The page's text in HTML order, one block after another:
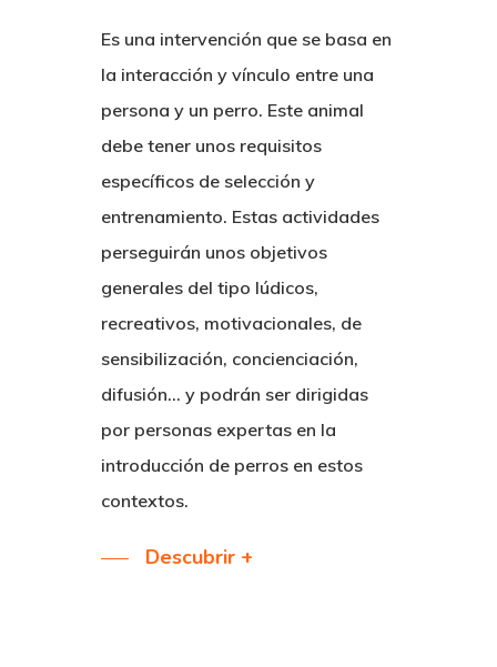
Es una intervención que se basa en
la interacción y vínculo entre una
persona y un perro. Este animal
debe tener unos requisitos
específicos de selección y
entrenamiento. Estas actividades
perseguirán unos objetivos
generales del tipo lúdicos,
recreativos, motivacionales, de
sensibilización, concienciación,
difusión… y podrán ser dirigidas
por personas expertas en la
introducción de perros en estos
contextos.
Descubrir +